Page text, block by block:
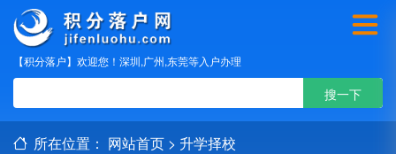
【积分落户】欢迎您！深圳,广州,东莞等入户办理
所在位置： 网站首页 > 升学择校